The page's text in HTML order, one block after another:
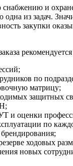
снабжению и
из задач.
закупки
по
матрицу;
защитных
и оценки
по
ходовых
новых